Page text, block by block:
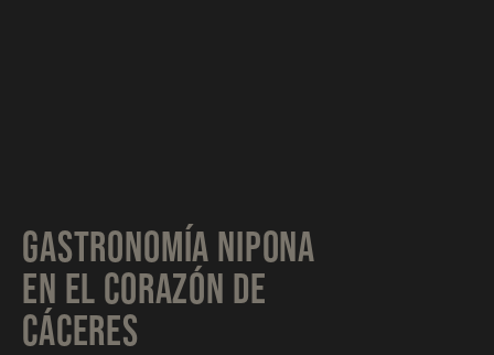
GASTRONOMÍA NIPONA
EN EL CORAZÓN DE
CÁCERES